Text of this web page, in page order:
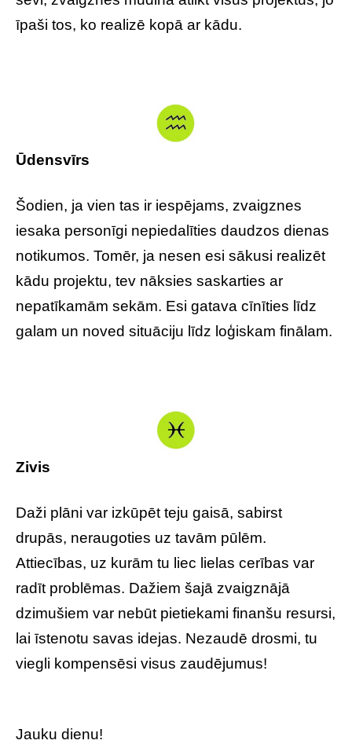
īpaši tos, ko realizē kopā ar kādu.
Ūdensvīrs
Šodien, ja vien tas ir iespējams, zvaigznes
iesaka personīgi nepiedalīties daudzos dienas
notikumos. Tomēr, ja nesen esi sākusi realizēt
kādu projektu, tev nāksies saskarties ar
nepatīkamām sekām. Esi gatava cīnīties līdz
galam un noved situāciju līdz loģiskam finālam.
Zivis
Daži plāni var izkūpēt teju gaisā, sabirst
drupās, neraugoties uz tavām pūlēm.
Attiecības, uz kurām tu liec lielas cerības var
radīt problēmas. Dažiem šajā zvaigznājā
dzimušiem var nebūt pietiekami finanšu resursi,
lai īstenotu savas idejas. Nezaudē drosmi, tu
viegli kompensēsi visus zaudējumus!
Jauku dienu!